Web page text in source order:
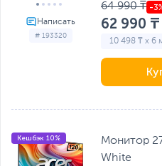
# 193320
64 990 ₸
62 990 ₸
10 498 ₸ x 6
Кешбэк 10%
Монитор
White